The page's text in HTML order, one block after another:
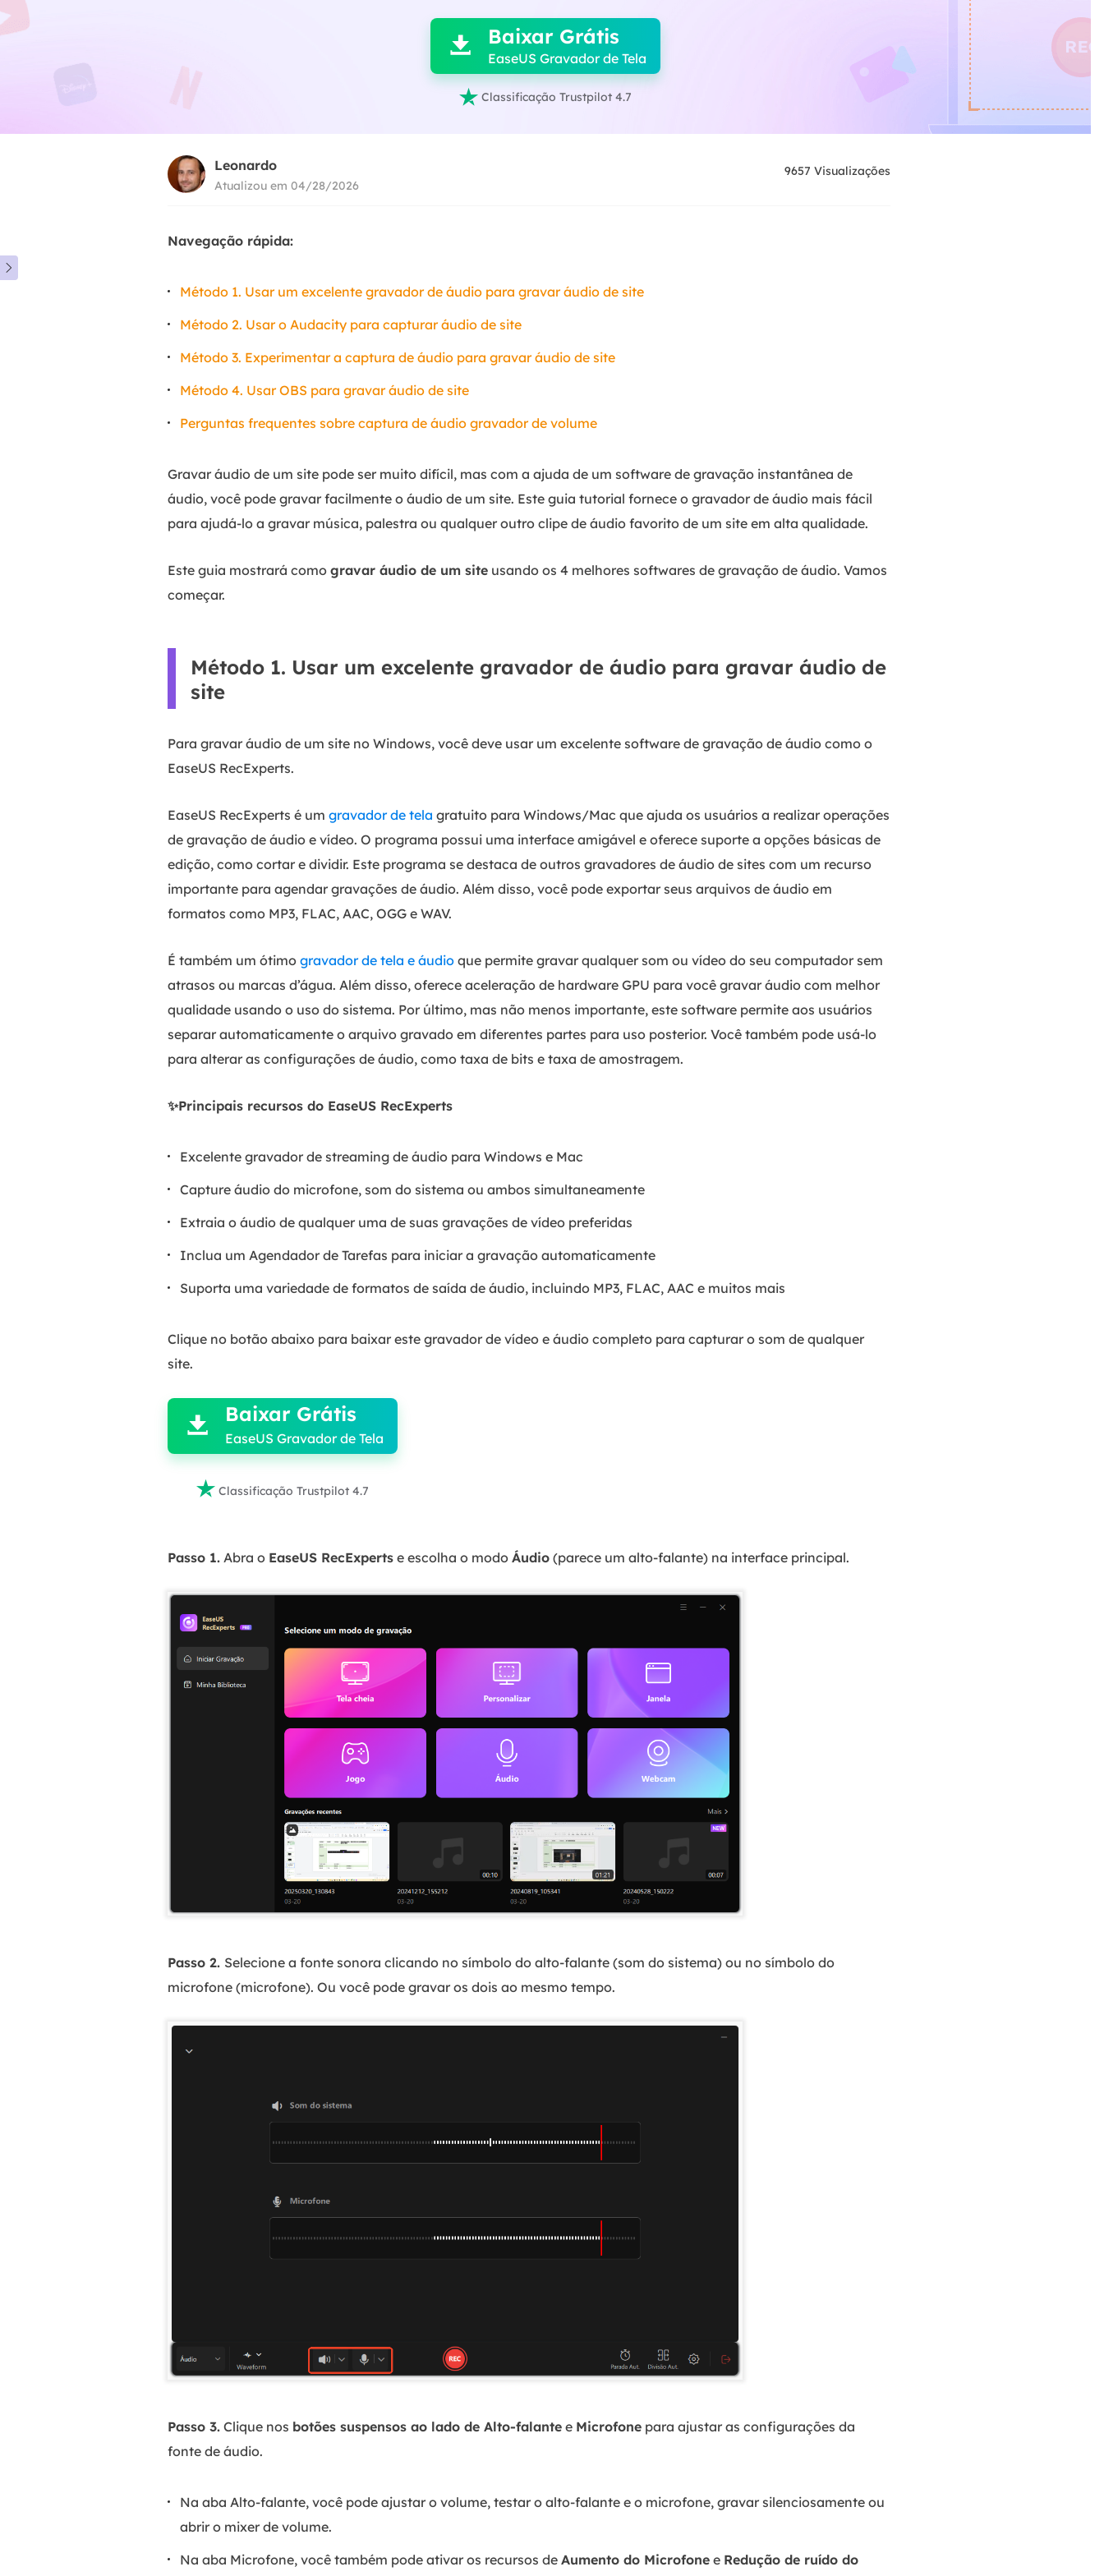
 Baixar Grátis
EaseUS Gravador de Tela
 Classificação Trustpilot 4.7

Leonardo
Atualizou em 04/28/2026
9657 Visualizações
Navegação rápida:
Método 1. Usar um excelente gravador de áudio para gravar áudio de site
Método 2. Usar o Audacity para capturar áudio de site
Método 3. Experimentar a captura de áudio para gravar áudio de site
Método 4. Usar OBS para gravar áudio de site
Perguntas frequentes sobre captura de áudio gravador de volume
Gravar áudio de um site pode ser muito difícil, mas com a ajuda de um software de gravação instantânea de
áudio, você pode gravar facilmente o áudio de um site. Este guia tutorial fornece o gravador de áudio mais fácil
para ajudá-lo a gravar música, palestra ou qualquer outro clipe de áudio favorito de um site em alta qualidade.
Este guia mostrará como gravar áudio de um site usando os 4 melhores softwares de gravação de áudio. Vamos
começar.
Método 1. Usar um excelente gravador de áudio para gravar áudio de
site
Para gravar áudio de um site no Windows, você deve usar um excelente software de gravação de áudio como o
EaseUS RecExperts.
EaseUS RecExperts é um gravador de tela gratuito para Windows/Mac que ajuda os usuários a realizar operações
de gravação de áudio e vídeo. O programa possui uma interface amigável e oferece suporte a opções básicas de
edição, como cortar e dividir. Este programa se destaca de outros gravadores de áudio de sites com um recurso
importante para agendar gravações de áudio. Além disso, você pode exportar seus arquivos de áudio em
formatos como MP3, FLAC, AAC, OGG e WAV.
É também um ótimo gravador de tela e áudio que permite gravar qualquer som ou vídeo do seu computador sem
atrasos ou marcas d’água. Além disso, oferece aceleração de hardware GPU para você gravar áudio com melhor
qualidade usando o uso do sistema. Por último, mas não menos importante, este software permite aos usuários
separar automaticamente o arquivo gravado em diferentes partes para uso posterior. Você também pode usá-lo
para alterar as configurações de áudio, como taxa de bits e taxa de amostragem.
✨Principais recursos do EaseUS RecExperts
Excelente gravador de streaming de áudio para Windows e Mac
Capture áudio do microfone, som do sistema ou ambos simultaneamente
Extraia o áudio de qualquer uma de suas gravações de vídeo preferidas
Inclua um Agendador de Tarefas para iniciar a gravação automaticamente
Suporta uma variedade de formatos de saída de áudio, incluindo MP3, FLAC, AAC e muitos mais
Clique no botão abaixo para baixar este gravador de vídeo e áudio completo para capturar o som de qualquer
site.
 Baixar Grátis
EaseUS Gravador de Tela
 Classificação Trustpilot 4.7
Passo 1. Abra o EaseUS RecExperts e escolha o modo Áudio (parece um alto-falante) na interface principal.
Passo 2. Selecione a fonte sonora clicando no símbolo do alto-falante (som do sistema) ou no símbolo do
microfone (microfone). Ou você pode gravar os dois ao mesmo tempo.
Passo 3. Clique nos botões suspensos ao lado de Alto-falante e Microfone para ajustar as configurações da
fonte de áudio.
Na aba Alto-falante, você pode ajustar o volume, testar o alto-falante e o microfone, gravar silenciosamente ou
abrir o mixer de volume.
Na aba Microfone, você também pode ativar os recursos de Aumento do Microfone e Redução de ruído do